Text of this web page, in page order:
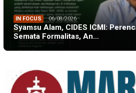
IN FOCUS 06/08/2026
Syamsu Alam, CIDES ICMI:
Semata Formalitas, An…